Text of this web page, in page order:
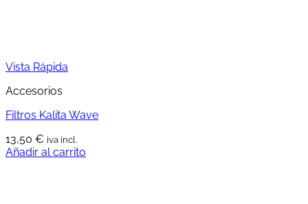
Vista Rápida
Accesorios
Filtros Kalita Wave
13,50 € iva incl.
Añadir al carrito